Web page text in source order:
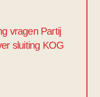
vragen Partij
sluiting KOG